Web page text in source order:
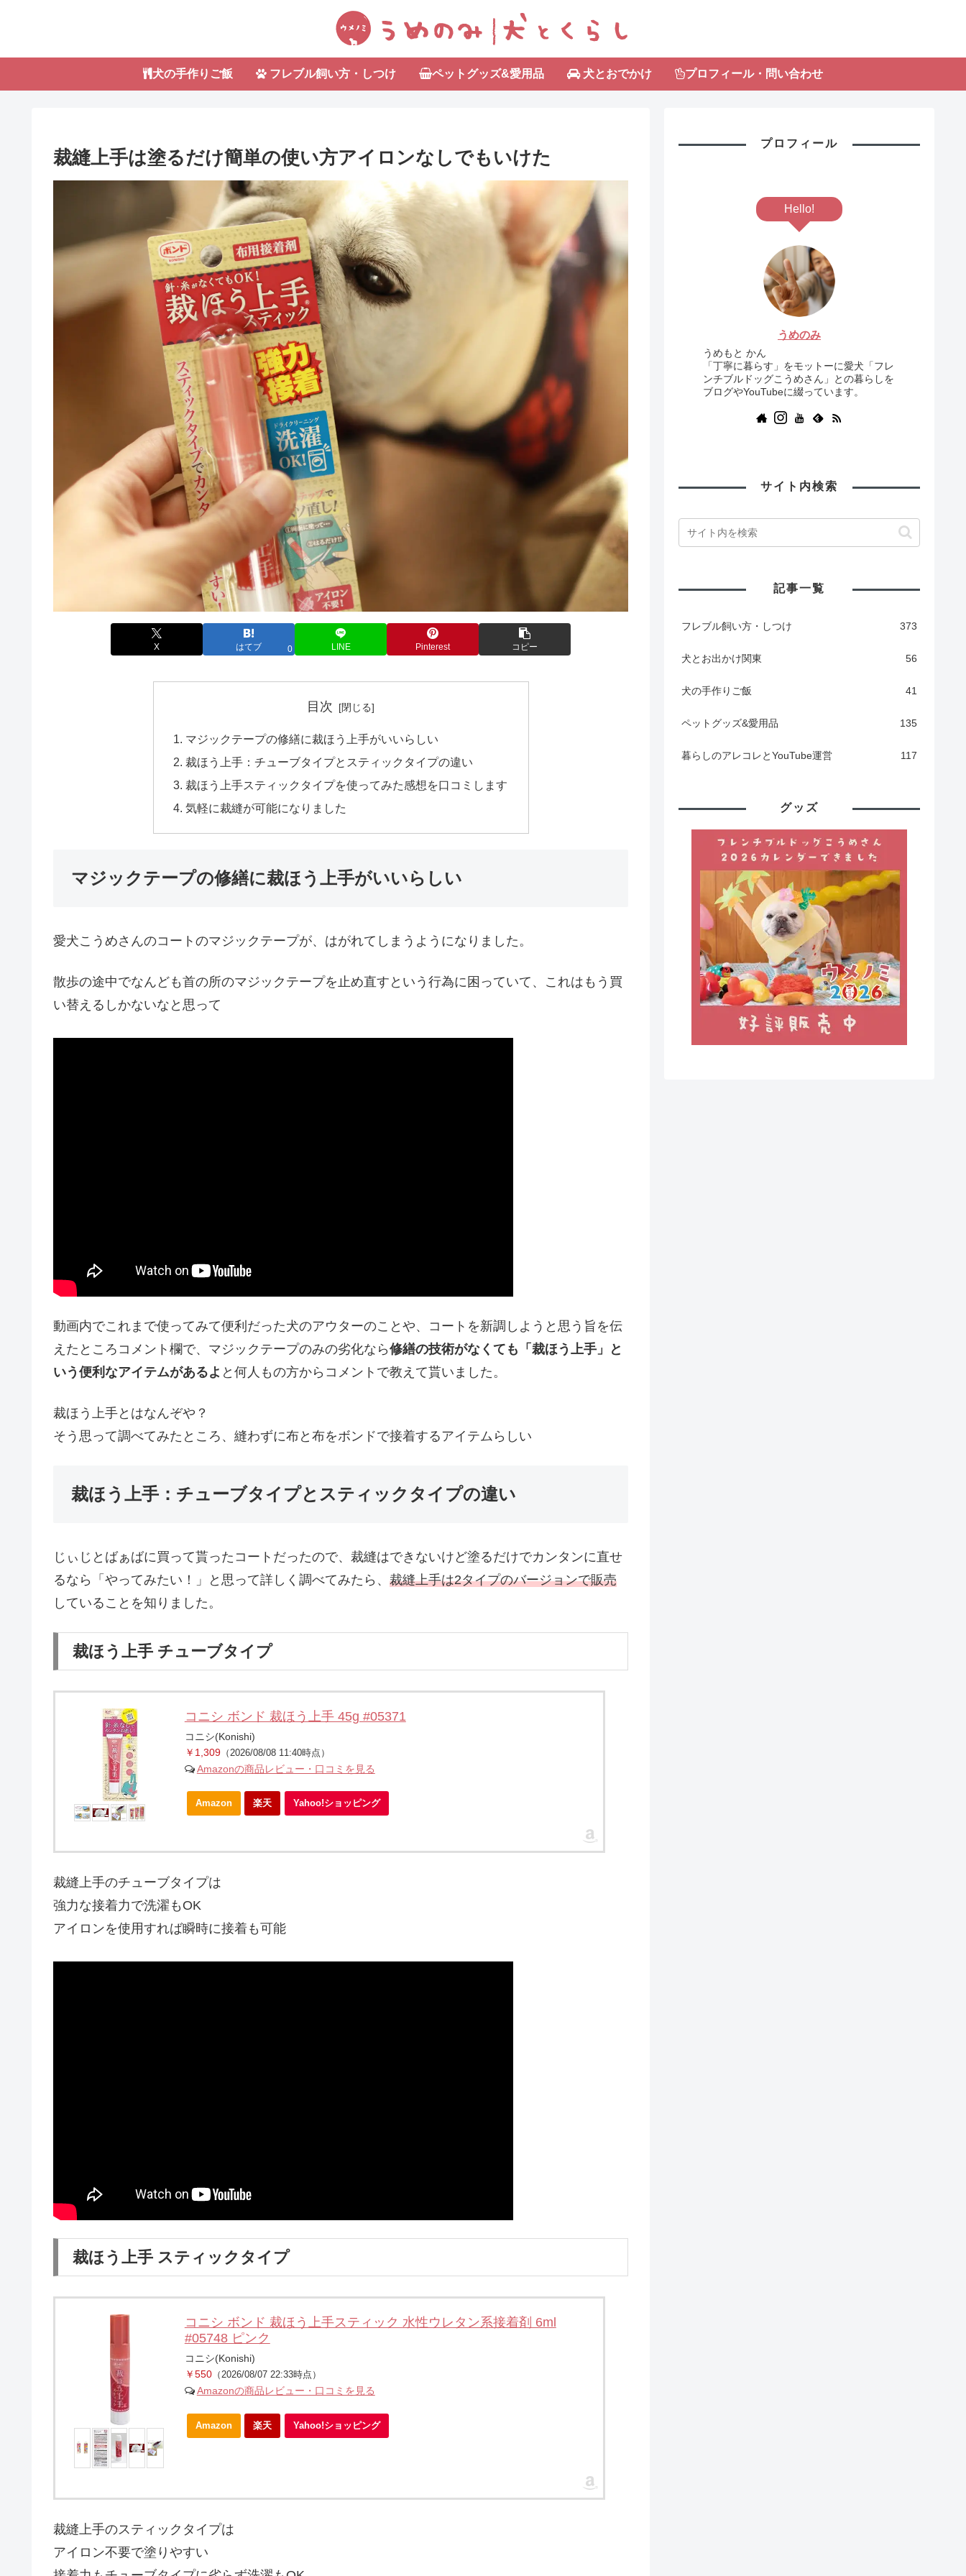
犬の手作りご飯 フレブル飼い方・しつけ ペットグッズ&愛用品 犬とおでかけ プロフィール・問い合わせ
裁縫上手は塗るだけ簡単の使い方アイロンなしでもいけた
X はてブ 0 LINE Pinterest コピー
目次
マジックテープの修繕に裁ほう上手がいいらしい
裁ほう上手：チューブタイプとスティックタイプの違い
裁ほう上手スティックタイプを使ってみた感想を口コミします
気軽に裁縫が可能になりました
マジックテープの修繕に裁ほう上手がいいらしい
愛犬こうめさんのコートのマジックテープが、はがれてしまうようになりました。
散歩の途中でなんども首の所のマジックテープを止め直すという行為に困っていて、これはもう買
い替えるしかないなと思って
動画内でこれまで使ってみて便利だった犬のアウターのことや、コートを新調しようと思う旨を伝
えたところコメント欄で、マジックテープのみの劣化なら修繕の技術がなくても「裁ほう上手」と
いう便利なアイテムがあるよ と何人もの方からコメントで教えて貰いました。
裁ほう上手とはなんぞや？
そう思って調べてみたところ、縫わずに布と布をボンドで接着するアイテムらしい
裁ほう上手：チューブタイプとスティックタイプの違い
じぃじとばぁばに買って貰ったコートだったので、裁縫はできないけど塗るだけでカンタンに直せ
るなら「やってみたい！」と思って詳しく調べてみたら、 裁縫上手は2タイプのバージョンで販売
していることを知りました。
裁ほう上手 チューブタイプ
コニシ ボンド 裁ほう上手 45g #05371
コニシ(Konishi)
￥1,309（2026/08/08 11:40時点）
Amazonの商品レビュー・口コミを見る
Amazon 楽天 Yahoo!ショッピング
裁縫上手のチューブタイプは
強力な接着力で洗濯もOK
アイロンを使用すれば瞬時に接着も可能
裁ほう上手 スティックタイプ
コニシ ボンド 裁ほう上手スティック 水性ウレタン系接着剤 6ml
#05748 ピンク
コニシ(Konishi)
￥550（2026/08/07 22:33時点）
Amazonの商品レビュー・口コミを見る
Amazon 楽天 Yahoo!ショッピング
裁縫上手のスティックタイプは
アイロン不要で塗りやすい
プロフィール
Hello!
うめのみ
うめもと かん
「丁寧に暮らす」をモットーに愛犬「フレ
ンチブルドッグこうめさん」との暮らしを
ブログやYouTubeに綴っています。
サイト内検索
記事一覧
フレブル飼い方・しつけ 373
犬とお出かけ関東 56
犬の手作りご飯 41
ペットグッズ&愛用品 135
暮らしのアレコレとYouTube運営 117
グッズ